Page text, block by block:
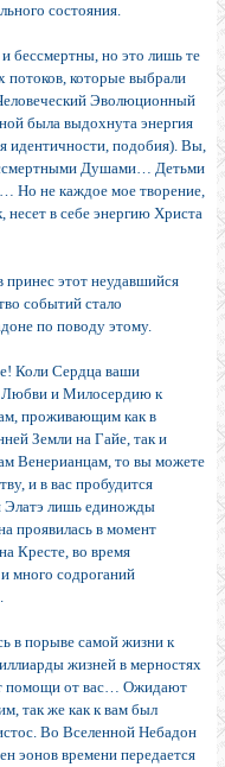
состояния.
бессмертны, но это лишь те
которые выбрали
Эволюционный
была выдохнута энергия
идентичности, подобия). Вы,
Душами… Детьми
Но не каждое мое творение,
в себе энергию Христа
принес этот неудавшийся
событий стало
по поводу этому.
Коли Сердца ваши
Любви и Милосердию к
проживающим как в
Земли на Гайе, так и
Венерианцам, то вы можете
и в вас пробудится
Элатэ лишь единожды
проявилась в момент
Кресте, во время
много содроганий
в порыве самой жизни к
жизней в мерностях
помощи от вас… Ожидают
так же как к вам был
Во Вселенной Небадон
эонов времени передается